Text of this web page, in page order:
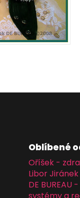
Oblíbené
Oříšek -
Libor
DE